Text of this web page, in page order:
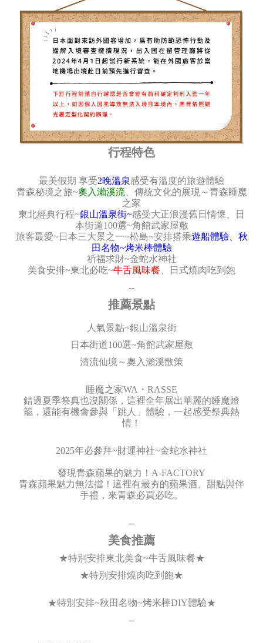
行程特色
最美假期 享受2晚溫泉感受有溫度的旅遊體驗
青森秘境之旅~奧入瀨溪流、傳統文化的展現～青森睡魔
之家
東北經典行程~銀山溫泉街~感受大正浪漫舊日情懷、日
本街道100選~角館武家屋敷
旅客最愛~日本三大景之一~松島~安排搭乘遊船體驗、秋
田名物~烤米棒體驗
祈福求財~金蛇水神社
美食安排~東北必吃~牛舌風味餐 、日式燒肉吃到飽
--
推薦景點
人氣景點~銀山溫泉街
日本街道100選~角館武家屋敷
清流仙境～奧入瀨溪散策
睡魔之家WA・RASSE
錯過夏季祭典也沒關係，這裡全年展出華麗的睡魔燈
籠，還能有機會參與「跳人」體驗，一起感受祭典熱
情！
2025年必參拜~財運神社~金蛇水神社
發現青森蘋果的魅力！A-FACTORY
青森蘋果魅力無法擋！這裡有最夯的蘋果酒、甜點與伴
手禮，來青森必買必吃。
--
美食推薦
★特別安排東北美食~牛舌風味餐★
★特別安排燒肉吃到飽★
★特別安排~秋田名物~烤米棒DIY體驗★
--